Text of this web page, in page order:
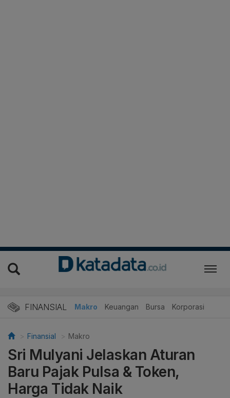
FINANSIAL Makro Keuangan Bursa Korporasi
Finansial Makro
Sri Mulyani Jelaskan Aturan
Baru Pajak Pulsa & Token,
Harga Tidak Naik